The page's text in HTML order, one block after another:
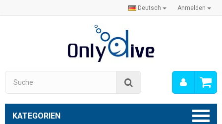
Anmelden
Deutsch
Mein
Konto
KATEGORIEN